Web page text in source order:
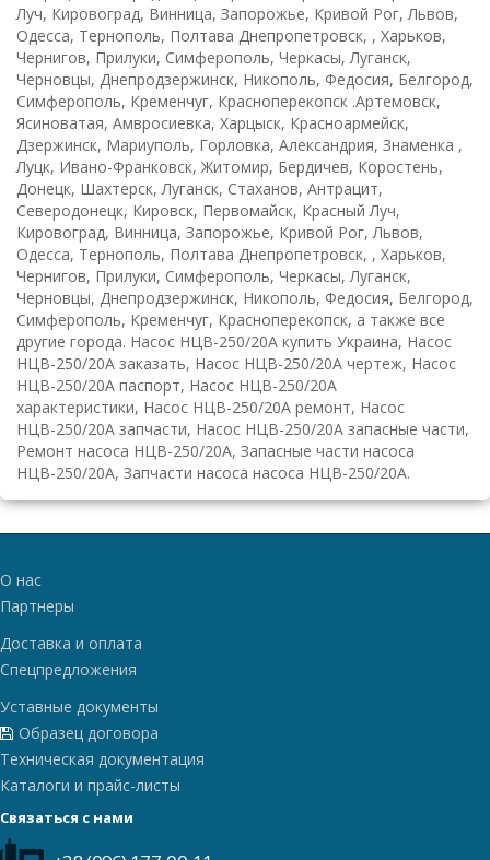
Луч, Кировоград, Винница, Запорожье, Кривой Рог, Львов,
Одесса, Тернополь, Полтава Днепропетровск, , Харьков,
Чернигов, Прилуки, Симферополь, Черкасы, Луганск,
Черновцы, Днепродзержинск, Никополь, Федосия, Белгород,
Симферополь, Кременчуг, Красноперекопск .Артемовск,
Ясиноватая, Амвросиевка, Харцыск, Красноармейск,
Дзержинск, Мариуполь, Горловка, Александрия, Знаменка ,
Луцк, Ивано-Франковск, Житомир, Бердичев, Коростень,
Донецк, Шахтерск, Луганск, Стаханов, Антрацит,
Северодонецк, Кировск, Первомайск, Красный Луч,
Кировоград, Винница, Запорожье, Кривой Рог, Львов,
Одесса, Тернополь, Полтава Днепропетровск, , Харьков,
Чернигов, Прилуки, Симферополь, Черкасы, Луганск,
Черновцы, Днепродзержинск, Никополь, Федосия, Белгород,
Симферополь, Кременчуг, Красноперекопск, а также все
другие города. Насос НЦВ-250/20А купить Украина, Насос
НЦВ-250/20А заказать, Насос НЦВ-250/20А чертеж, Насос
НЦВ-250/20А паспорт, Насос НЦВ-250/20А
характеристики, Насос НЦВ-250/20А ремонт, Насос
НЦВ-250/20А запчасти, Насос НЦВ-250/20А запасные части,
Ремонт насоса НЦВ-250/20А, Запасные части насоса
НЦВ-250/20А, Запчасти насоса насоса НЦВ-250/20А.
О нас
Партнеры
Доставка и оплата
Спецпредложения
Уставные документы
Образец договора
Техническая документация
Каталоги и прайс-листы
Связаться с нами